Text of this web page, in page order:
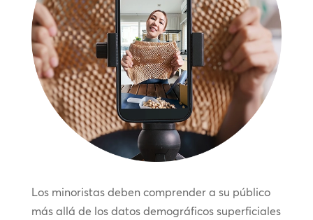
Los minoristas deben comprender a su público
más allá de los datos demográficos superficiales